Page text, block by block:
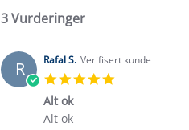
3 Vurderinger
R Rafal S. Verifisert kunde
Alt ok
Review
review
Alt ok